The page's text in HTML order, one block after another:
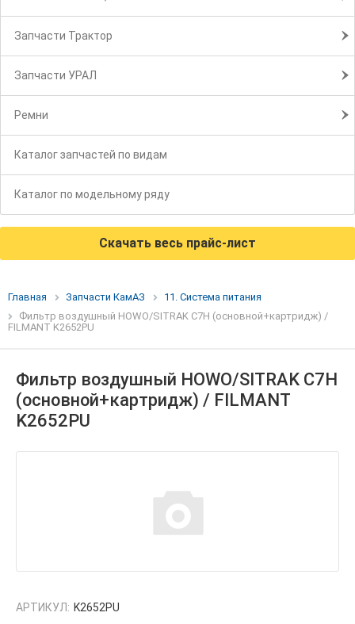
Запчасти Трактор
Запчасти УРАЛ
Ремни
Каталог запчастей по видам
Каталог по модельному ряду
Скачать весь прайс-лист
Главная Запчасти КамАЗ
11. Система питания
Фильтр воздушный HOWO/SITRAK C7H (основной+картридж) /
FILMANT K2652PU
Фильтр воздушный HOWO/SITRAK C7H
(основной+картридж) / FILMANT
K2652PU
АРТИКУЛ: K2652PU